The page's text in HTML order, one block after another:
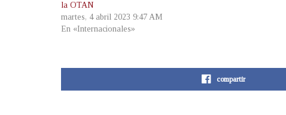
la OTAN
martes, 4 abril 2023 9:47 AM
En «Internacionales»
compartir